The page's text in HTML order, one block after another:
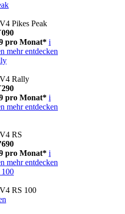
Pikes Peak
pro Monat* i
mehr entdecken
Rally
pro Monat* i
mehr entdecken
RS
pro Monat* i
mehr entdecken
RS 100